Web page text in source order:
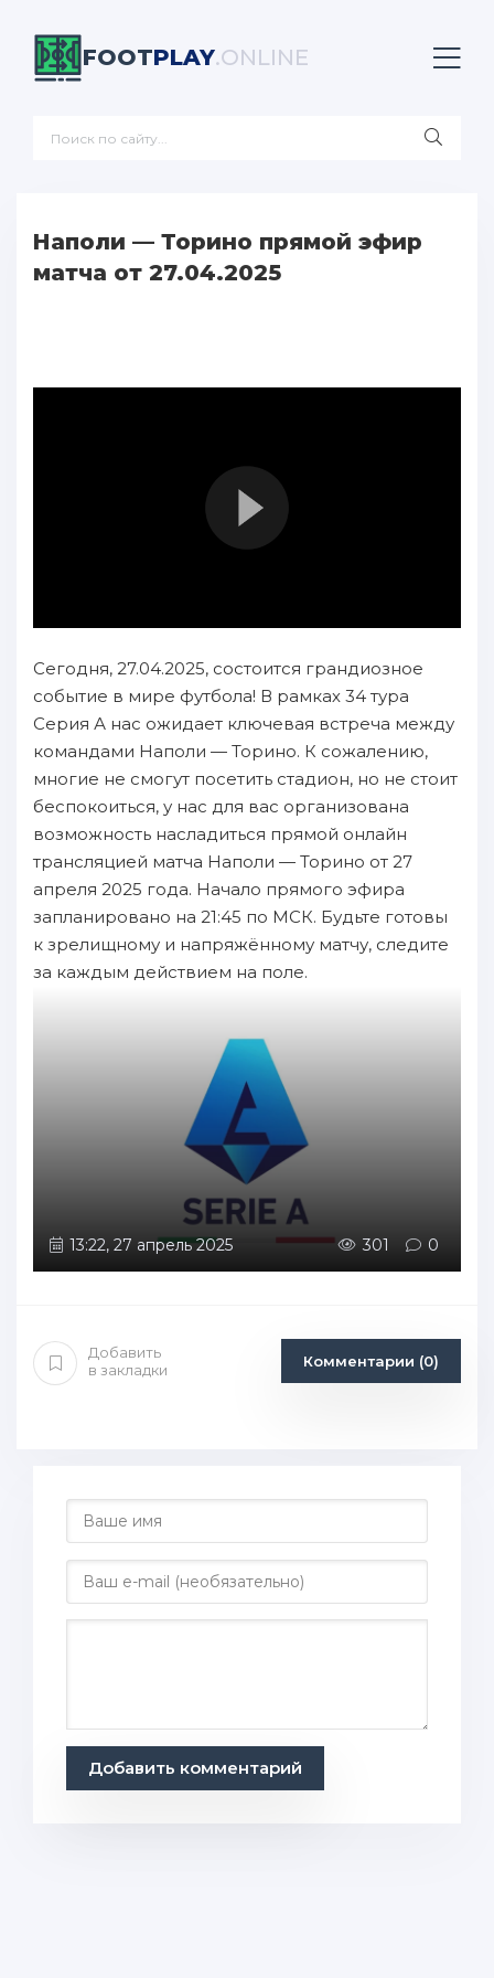
FOOTPLAY.ONLINE
Наполи — Торино прямой эфир
матча от 27.04.2025
Сегодня, 27.04.2025, состоится грандиозное
событие в мире футбола! В рамках 34 тура
Серия А нас ожидает ключевая встреча между
командами Наполи — Торино. К сожалению,
многие не смогут посетить стадион, но не стоит
беспокоиться, у нас для вас организована
возможность насладиться прямой онлайн
трансляцией матча Наполи — Торино от 27
апреля 2025 года. Начало прямого эфира
запланировано на 21:45 по МСК. Будьте готовы
к зрелищному и напряжённому матчу, следите
за каждым действием на поле.
13:22, 27 апрель 2025 301 0
Добавить
в закладки
Комментарии (0)
Добавить комментарий